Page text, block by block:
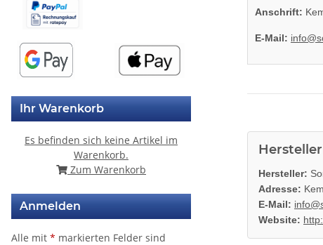
Anschrift:
E-Mail:
Hersteller:
Adresse:
E-Mail:
Website:
Ihr Warenkorb
Es befinden sich keine Artikel im
Warenkorb.
Zum Warenkorb
Anmelden
Alle mit * markierten Felder sind